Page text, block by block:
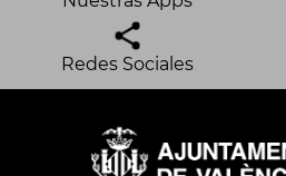
Redes Sociales